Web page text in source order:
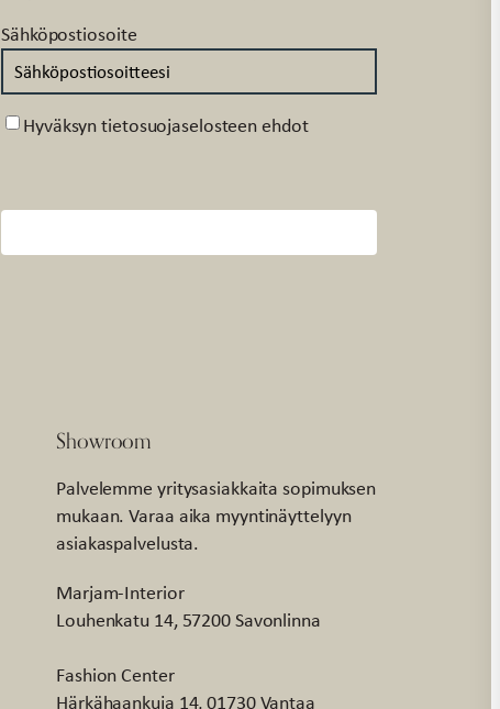
Sähköpostiosoite
Suostumus
Hyväksyn tietosuojaselosteen ehdot
Showroom
Palvelemme yritysasiakkaita sopimuksen
mukaan. Varaa aika myyntinäyttelyyn
asiakaspalvelusta.
Marjam-Interior
Louhenkatu 14, 57200 Savonlinna
Fashion Center
Härkähaankuja 14, 01730 Vantaa